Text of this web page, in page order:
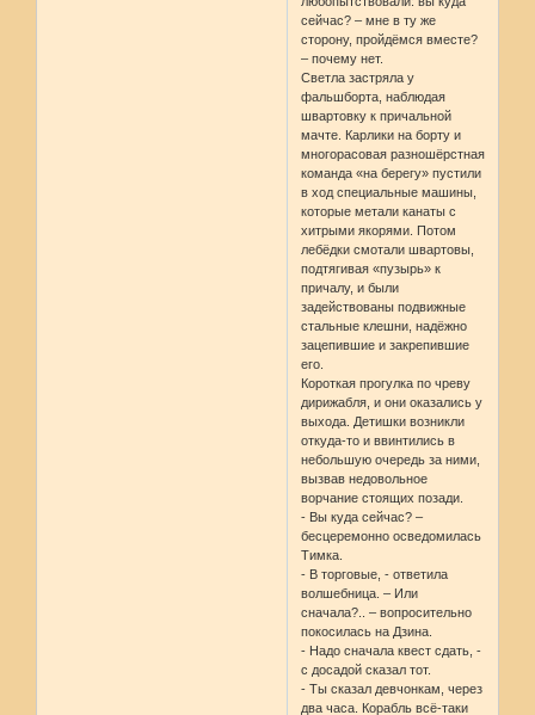
сейчас? – мне в ту же
сторону, пройдёмся вместе?
– почему нет.
Светла застряла у
фальшборта, наблюдая
швартовку к причальной
мачте. Карлики на борту и
многорасовая разношёрстная
команда «на берегу» пустили
в ход специальные машины,
которые метали канаты с
хитрыми якорями. Потом
лебёдки смотали швартовы,
подтягивая «пузырь» к
причалу, и были
задействованы подвижные
стальные клешни, надёжно
зацепившие и закрепившие
его.
Короткая прогулка по чреву
дирижабля, и они оказались у
выхода. Детишки возникли
откуда-то и ввинтились в
небольшую очередь за ними,
вызвав недовольное
ворчание стоящих позади.
- Вы куда сейчас? –
бесцеремонно осведомилась
Тимка.
- В торговые, - ответила
волшебница. – Или
сначала?.. – вопросительно
покосилась на Дзина.
- Надо сначала квест сдать, -
с досадой сказал тот.
- Ты сказал девчонкам, через
два часа. Корабль всё-таки